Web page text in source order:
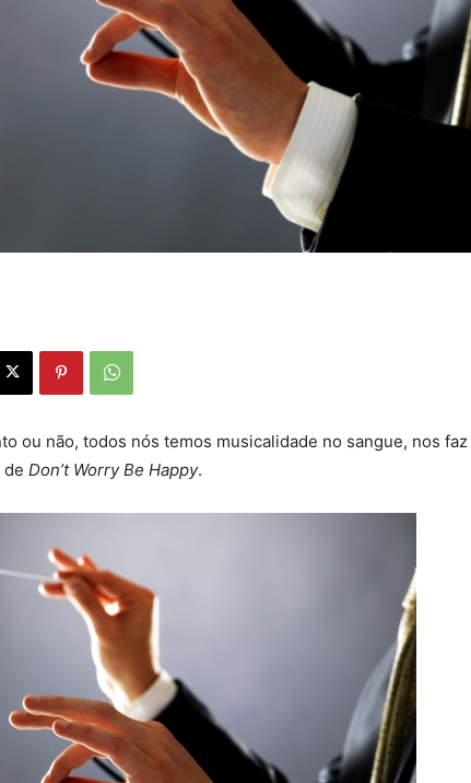
ou não, todos nós temos musicalidade no sangue, nos faz
de Don’t Worry Be Happy.